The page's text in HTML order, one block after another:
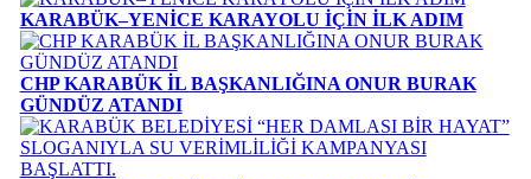
KARABÜK–YENİCE KARAYOLU İÇİN İLK ADIM
CHP KARABÜK İL BAŞKANLIĞINA ONUR BURAK
GÜNDÜZ ATANDI